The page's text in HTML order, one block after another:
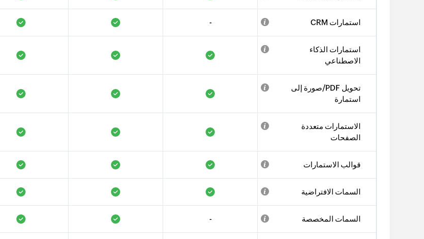
استمارات CRM -
استمارات الذكاء
الاصطناعي
تحويل PDF/صورة إلى
استمارة
الاستمارات متعددة
الصفحات
قوالب الاستمارات
السمات الافتراضية
السمات المخصصة -